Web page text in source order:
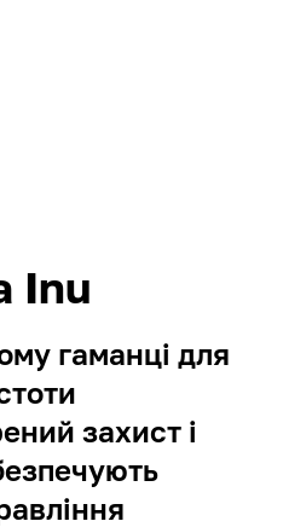
Inu
гаманці для
захист і